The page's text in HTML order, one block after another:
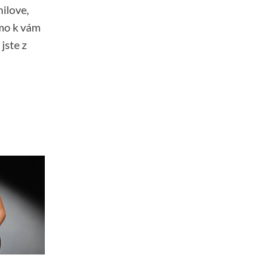
k vám
z